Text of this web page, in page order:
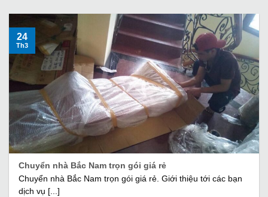
Chuyển nhà Bắc Nam trọn gói giá rẻ
Chuyển nhà Bắc Nam trọn gói giá rẻ. Giới thiệu tới các bạn
dịch vụ [...]
24
Th3